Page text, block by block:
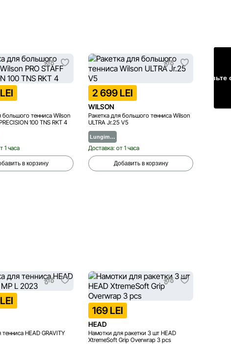
большого тенниса Wilson
100 TNS RKT 4
1 часа
в корзину
2 699 LEI
WILSON
Ракетка для большого тенниса Wilson
ULTRA Jr.25 V5
Lungim…
Доставка: от 1 часа
Добавить в корзину
тенниса HEAD GRAVITY
169 LEI
HEAD
Намотки для ракетки 3 шт HEAD
XtremeSoft Grip Overwrap 3 pcs
Оставьте